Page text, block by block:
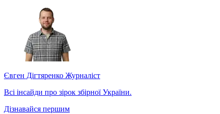
Євген Дігтяренко Журналіст
Всі інсайди про зірок збірної України.
Дізнавайся першим